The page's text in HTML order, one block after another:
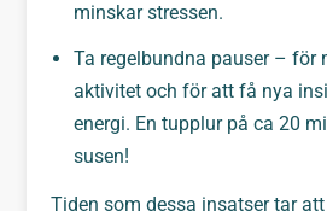
minskar stressen.
Ta regelbundna pauser – för
aktivitet och för att få nya
energi. En tupplur på ca 20
susen!
Tiden som dessa insatser tar